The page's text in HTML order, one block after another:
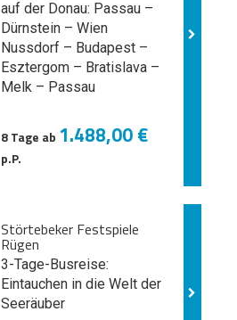
auf der Donau: Passau –
Dürnstein – Wien
Nussdorf – Budapest –
Esztergom – Bratislava –
Melk – Passau
8 Tage ab 1.488,00 €
p.P.
Störtebeker Festspiele
Rügen
3-Tage-Busreise:
Eintauchen in die Welt der
Seeräuber